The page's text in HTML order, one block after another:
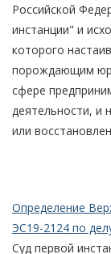
Российской
инстанции" и
которого
порождающим
сфере
деятельности, и
или
Определение
ЭС19-2124 по
Суд первой